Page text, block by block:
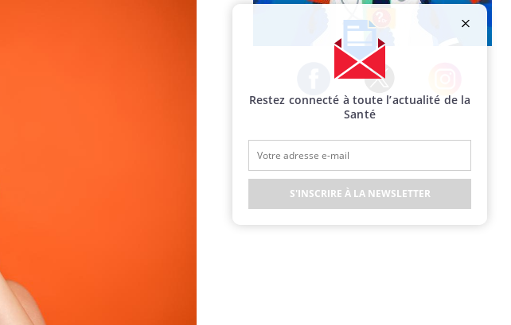
Facebook Twitter Instagram
Restez connecté à toute l’actualité de la
Santé
S'INSCRIRE À LA NEWSLETTER